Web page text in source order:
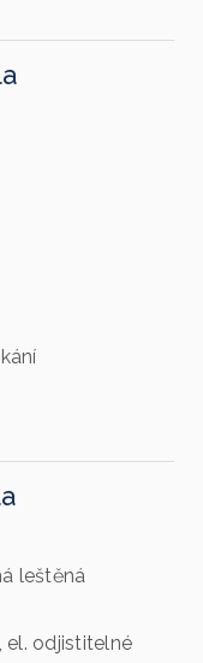
leštěná
el. odjistitelné